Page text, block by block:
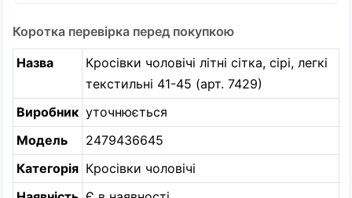
Коротка перевірка перед покупкою
Назва
Кросівки чоловічі літні сітка, сірі, легкі
текстильні 41-45 (арт. 7429)
Виробник уточнюється
Модель
2479436645
Категорія Кросівки чоловічі